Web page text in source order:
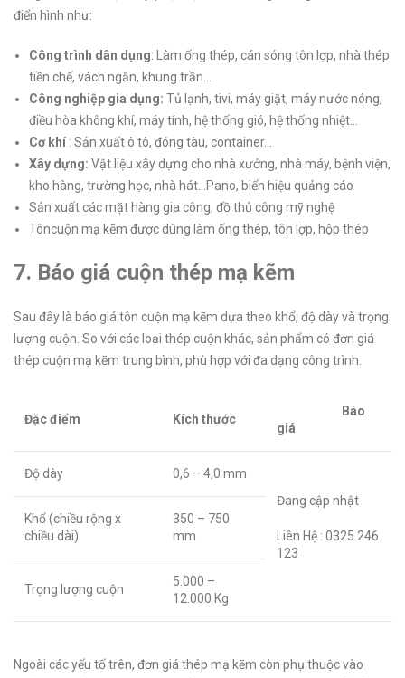
điển hình như:
Công trình dân dụng: Làm ống thép, cán sóng tôn lợp, nhà thép
tiền chế, vách ngăn, khung trần…
Công nghiệp gia dụng: Tủ lạnh, tivi, máy giặt, máy nước nóng,
điều hòa không khí, máy tính, hệ thống gió, hệ thống nhiệt…
Cơ khí : Sản xuất ô tô, đóng tàu, container…
Xây dựng: Vật liệu xây dựng cho nhà xưởng, nhà máy, bệnh viện,
kho hàng, trường học, nhà hát…Pano, biển hiệu quảng cáo
Sản xuất các mặt hàng gia công, đồ thủ công mỹ nghệ
Tôncuộn mạ kẽm được dùng làm ống thép, tôn lợp, hộp thép
7. Báo giá cuộn thép mạ kẽm
Sau đây là báo giá tôn cuộn mạ kẽm dựa theo khổ, độ dày và trọng
lượng cuộn. So với các loại thép cuộn khác, sản phẩm có đơn giá
thép cuộn mạ kẽm trung bình, phù hợp với đa dạng công trình.
Đặc điểm Kích thước
Báo
giá
Độ dày
0,6 – 4,0 mm
Đang cập nhật
Liên Hệ : 0325 246
123
Khổ (chiều rộng x
chiều dài)
350 – 750
mm
Trọng lượng cuộn
5.000 –
12.000 Kg
Ngoài các yếu tố trên, đơn giá thép mạ kẽm còn phụ thuộc vào